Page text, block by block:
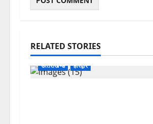
RELATED STORIES
उत्‍तराखण्‍ड हरिद्वार